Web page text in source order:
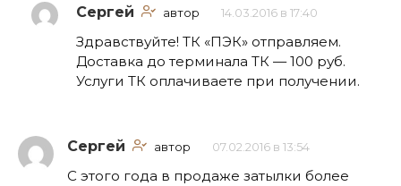
Сергей автор 14.03.2016 в 17:40
Здравствуйте! ТК «ПЭК» отправляем.
Доставка до терминала ТК — 100 руб.
Услуги ТК оплачиваете при получении.
Сергей автор 07.02.2016 в 13:54
С этого года в продаже затылки более